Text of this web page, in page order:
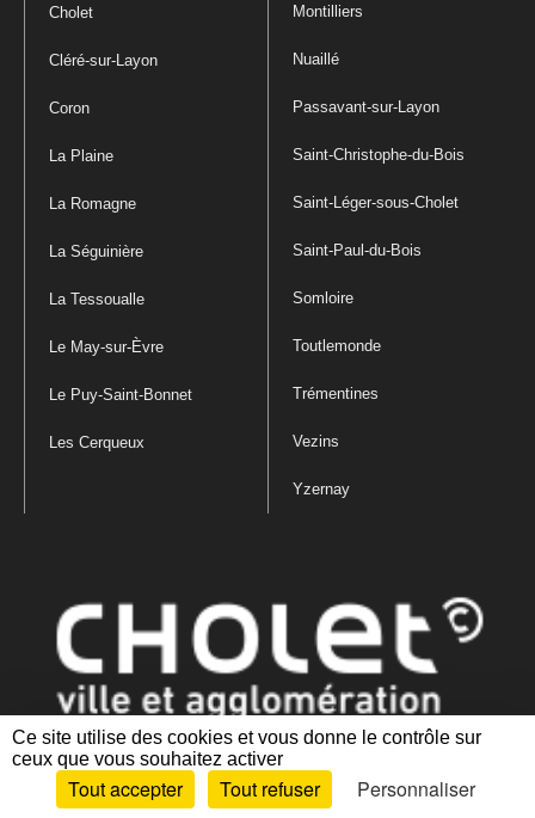
Ce site utilise des cookies et vous donne le contrôle sur
ceux que vous souhaitez activer
Tout accepter Tout refuser
Personnaliser
Cholet
Cléré-sur-Layon
Coron
La Plaine
La Romagne
La Séguinière
La Tessoualle
Le May-sur-Èvre
Le Puy-Saint-Bonnet
Les Cerqueux
Montilliers
Nuaillé
Passavant-sur-Layon
Saint-Christophe-du-Bois
Saint-Léger-sous-Cholet
Saint-Paul-du-Bois
Somloire
Toutlemonde
Trémentines
Vezins
Yzernay
Mentions légales|Politique de confidentialité
des cookies |Plan du site Accessibilité : partiellement conforme